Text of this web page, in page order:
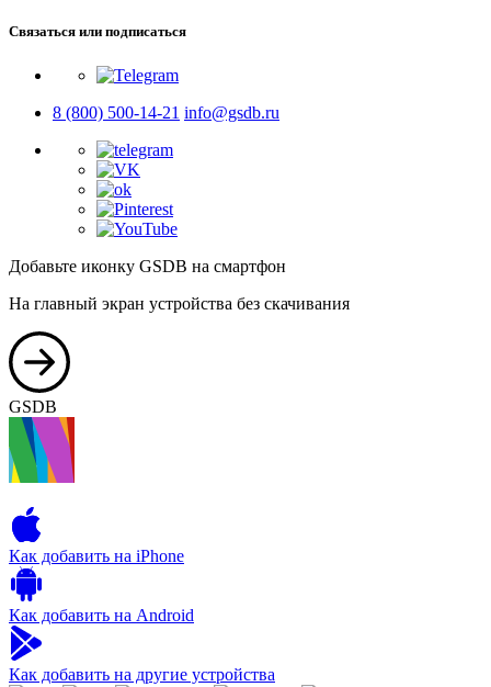
Связаться или подписаться
8 (800) 500-14-21 info@gsdb.ru
Добавьте иконку GSDB на смартфон
На главный экран устройства без скачивания
GSDB
Как добавить на iPhone
Как добавить на Android
Как добавить на другие устройства